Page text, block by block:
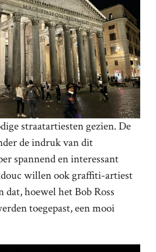
straatartiesten gezien. De
de indruk van dit
spannend en interessant
willen ook graffiti-artiest
dat, hoewel het Bob Ross
toegepast, een mooi